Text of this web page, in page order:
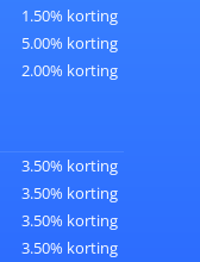
1.50% korting
5.00% korting
2.00% korting
3.50% korting
3.50% korting
3.50% korting
3.50% korting